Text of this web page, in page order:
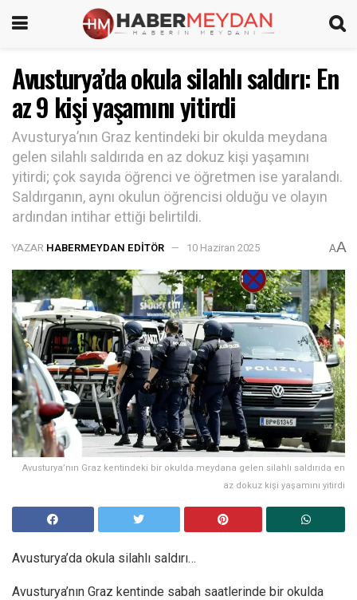
Avusturya’da okula silahlı saldırı: En
az 9 kişi yaşamını yitirdi
Avusturya’nın Graz kentindeki bir okulda meydana
gelen silahlı saldırıda en az dokuz kişi yaşamını
yitirdi; çok sayıda öğrenci ve öğretmen ise yaralandı.
Saldırganın, aynı okulun öğrencisi olduğu ve olayın
ardından intihar ettiği belirtildi.
YAZAR HABERMEYDAN EDITÖR 10 Haziran 2025 AA
Avusturya’nın Graz kentindeki bir okulda meydana gelen silahlı saldırıda en
az dokuz kişi yaşamını yitirdi
Avusturya’da okula silahlı saldırı…
Avusturya’nın Graz kentinde sabah saatlerinde bir okulda